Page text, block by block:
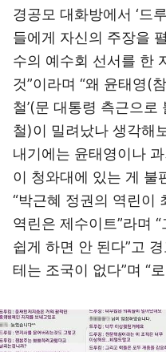
경공모 대화방에서 ‘드
들에게 자신의 주장을
수의 예수회 선서를 한
것”이라며 “왜 윤태영(
철’(문 대통령 측근으로
철)이 밀려났나 생각해
내기에는 윤태영이나
이 청와대에 있는 게 불
“박근혜 정권의 역린이
역린은 제수이트”라며
쉽게 하면 안 된다”고
테는 조국이 없다”며 “